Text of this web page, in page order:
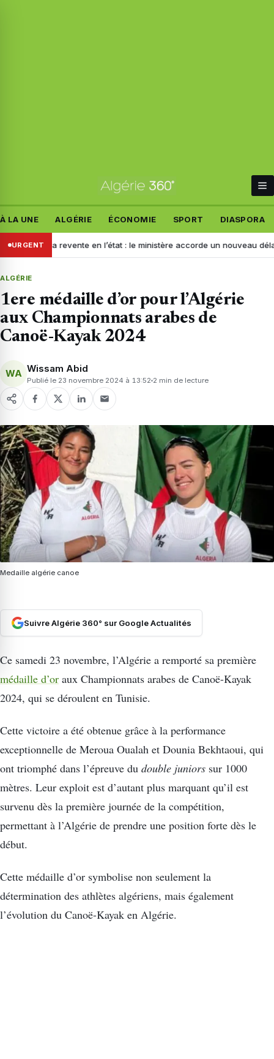
À LA UNE ALGÉRIE ÉCONOMIE SPORT DIASPORA
URGENT
la revente en l’état : le ministère accorde un nouveau délai aux
ALGÉRIE
1ere médaille d’or pour l’Algérie
aux Championnats arabes de
Canoë-Kayak 2024
WA Wissam Abid
Publié le 23 novembre 2024 à 13:52 2 min de lecture
Medaille algérie canoe
Suivre Algérie 360° sur Google Actualités
Ce samedi 23 novembre, l’Algérie a remporté sa première
médaille d’or aux Championnats arabes de Canoë-Kayak
2024, qui se déroulent en Tunisie.
Cette victoire a été obtenue grâce à la performance
exceptionnelle de Meroua Oualah et Dounia Bekhtaoui, qui
ont triomphé dans l’épreuve du double juniors sur 1000
mètres. Leur exploit est d’autant plus marquant qu’il est
survenu dès la première journée de la compétition,
permettant à l’Algérie de prendre une position forte dès le
début.
Cette médaille d’or symbolise non seulement la
détermination des athlètes algériens, mais également
l’évolution du Canoë-Kayak en Algérie.